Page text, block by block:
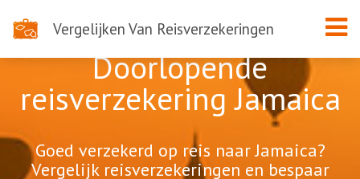
Vergelijken Van Reisverzekeringen
Doorlopende
reisverzekering Jamaica
Goed verzekerd op reis naar Jamaica?
Vergelijk reisverzekeringen en bespaar